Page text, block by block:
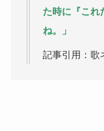
た時に『これ
ね。」
記事引用：歌